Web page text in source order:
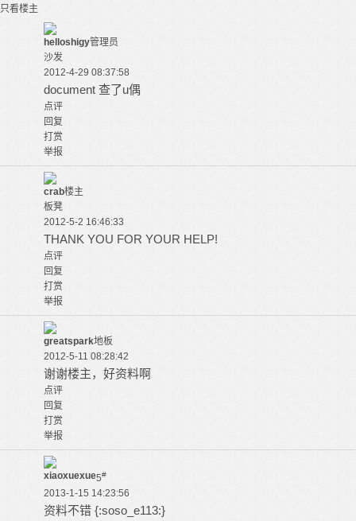
只看楼主
helloshigy管理员
沙发
2012-4-29 08:37:58
document 查了u偶
点评
回复
打赏
举报
crab楼主
板凳
2012-5-2 16:46:33
THANK YOU FOR YOUR HELP!
点评
回复
打赏
举报
greatspark地板
2012-5-11 08:28:42
谢谢楼主，好资料啊
点评
回复
打赏
举报
xiaoxuexue5#
2013-1-15 14:23:56
资料不错 {:soso_e113:}